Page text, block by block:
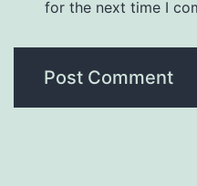
for the next time I